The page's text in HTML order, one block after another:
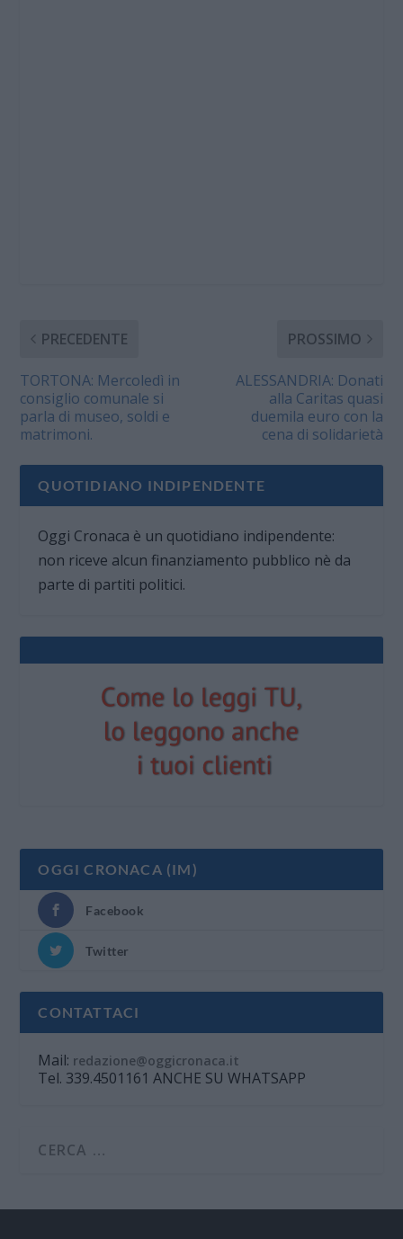
PRECEDENTE
TORTONA: Mercoledì in
consiglio comunale si
parla di museo, soldi e
matrimoni.
PROSSIMO
ALESSANDRIA: Donati
alla Caritas quasi
duemila euro con la
cena di solidarietà
QUOTIDIANO INDIPENDENTE
Oggi Cronaca è un quotidiano indipendente:
non riceve alcun finanziamento pubblico nè da
parte di partiti politici.
OGGI CRONACA (IM)
Facebook
Twitter
CONTATTACI
Mail: redazione@oggicronaca.it
Tel. 339.4501161 ANCHE SU WHATSAPP